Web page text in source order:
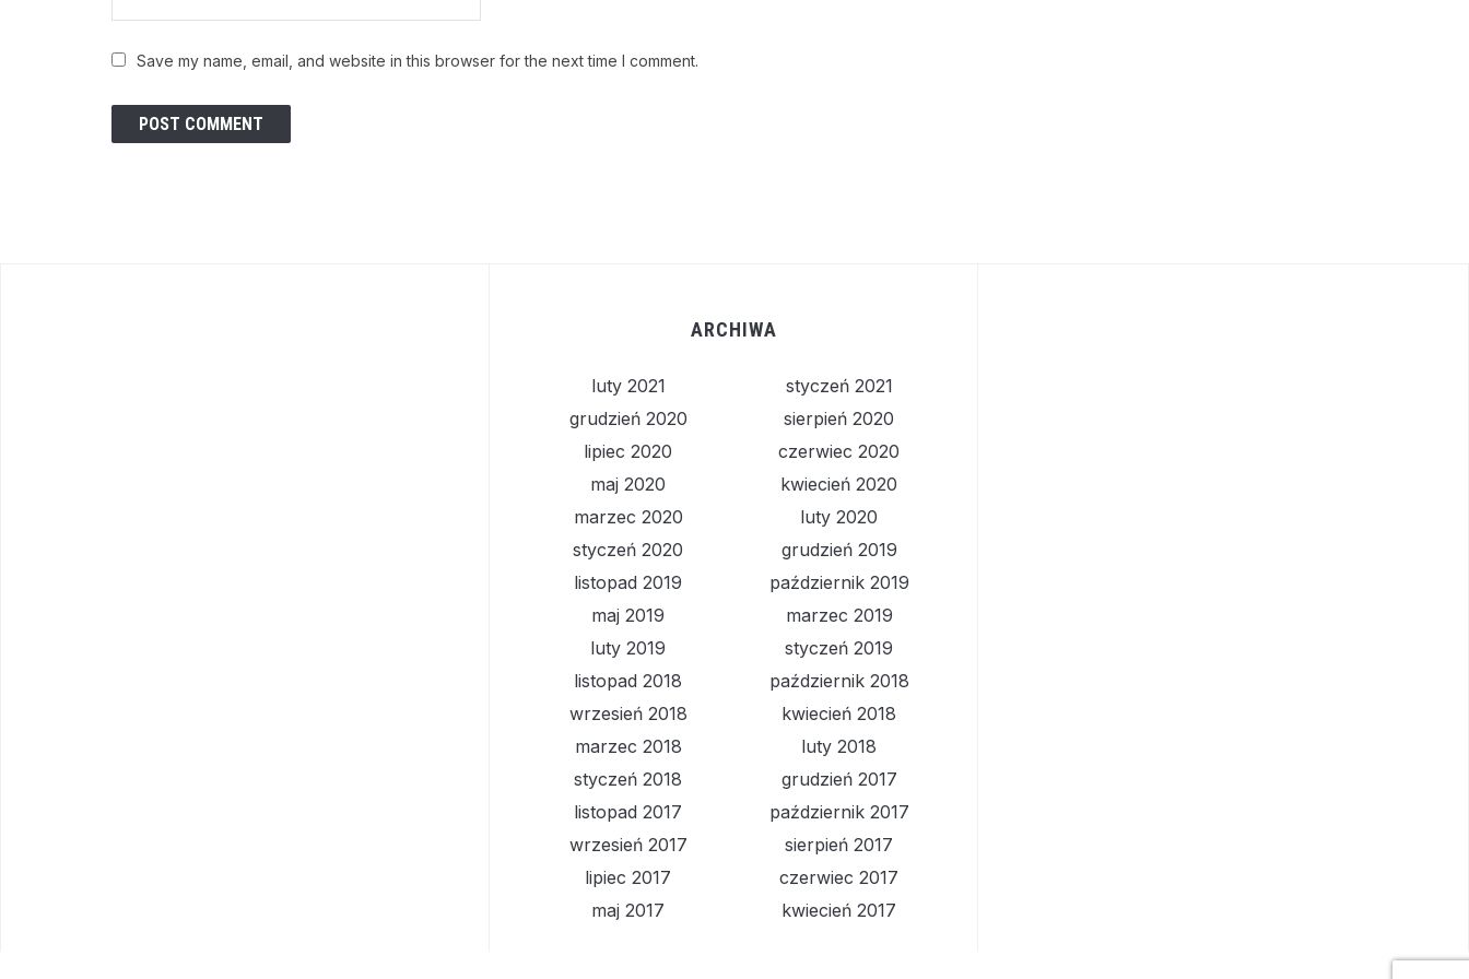
Save my name, email, and website in this browser for the next time I comment.
ARCHIWA
luty 2021
styczeń 2021
grudzień 2020
sierpień 2020
lipiec 2020
czerwiec 2020
maj 2020
kwiecień 2020
marzec 2020
luty 2020
styczeń 2020
grudzień 2019
listopad 2019
październik 2019
maj 2019
marzec 2019
luty 2019
styczeń 2019
listopad 2018
październik 2018
wrzesień 2018
kwiecień 2018
marzec 2018
luty 2018
styczeń 2018
grudzień 2017
listopad 2017
październik 2017
wrzesień 2017
sierpień 2017
lipiec 2017
czerwiec 2017
maj 2017
kwiecień 2017